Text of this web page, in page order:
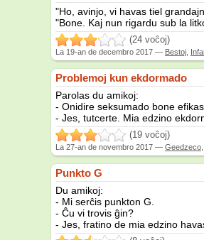
"Ho, avinjo, vi havas tiel
"Bone. Kaj nun rigardu sub la
(24 voĉoj)
La 19-an de decembro 2017 — Bestoj
Problemoj kun ekdormado
Parolas du amikoj:
- Onidire seksumado bone
- Jes, tutcerte. Mia edzino
(19 voĉoj)
La 27-an de novembro 2017 — Geedzeco
Punkto G
Du amikoj:
- Mi serĉis punkton G.
- Ĉu vi trovis ĝin?
- Jes, fratino de mia edzino